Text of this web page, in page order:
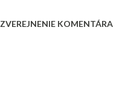
ZVEREJNENIE KOMENTÁRA